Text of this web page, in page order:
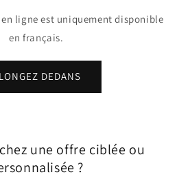
ligne est uniquement disponible
en français.
DEDANS
une offre ciblée ou
?